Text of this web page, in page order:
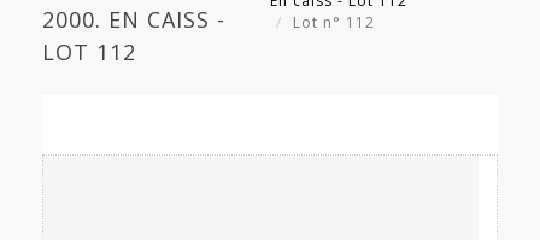
2000. EN CAISS -
LOT 112
Lot n° 112